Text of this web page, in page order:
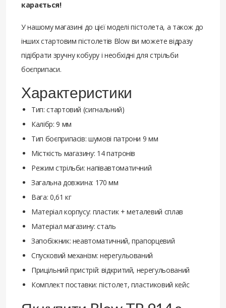
карається!
У нашому магазині до цієї моделі пістолета, а також до
інших стартовим пістолетів Blow ви можете відразу
підібрати зручну кобуру і необхідні для стрільби
боєприпаси.
Характеристики
Тип: стартовий (сигнальний)
Калібр: 9 мм
Тип боєприпасів: шумові патрони 9 мм
Місткість магазину: 14 патронів
Режим стрільби: напівавтоматичний
Загальна довжина: 170 мм
Вага: 0,61 кг
Матеріал корпусу: пластик + металевий сплав
Матеріал магазину: сталь
Запобіжник: неавтоматичний, прапорцевий
Спусковий механізм: нерегульований
Прицільний пристрій: відкритий, нерегульований
Комплект поставки: пістолет, пластиковий кейс